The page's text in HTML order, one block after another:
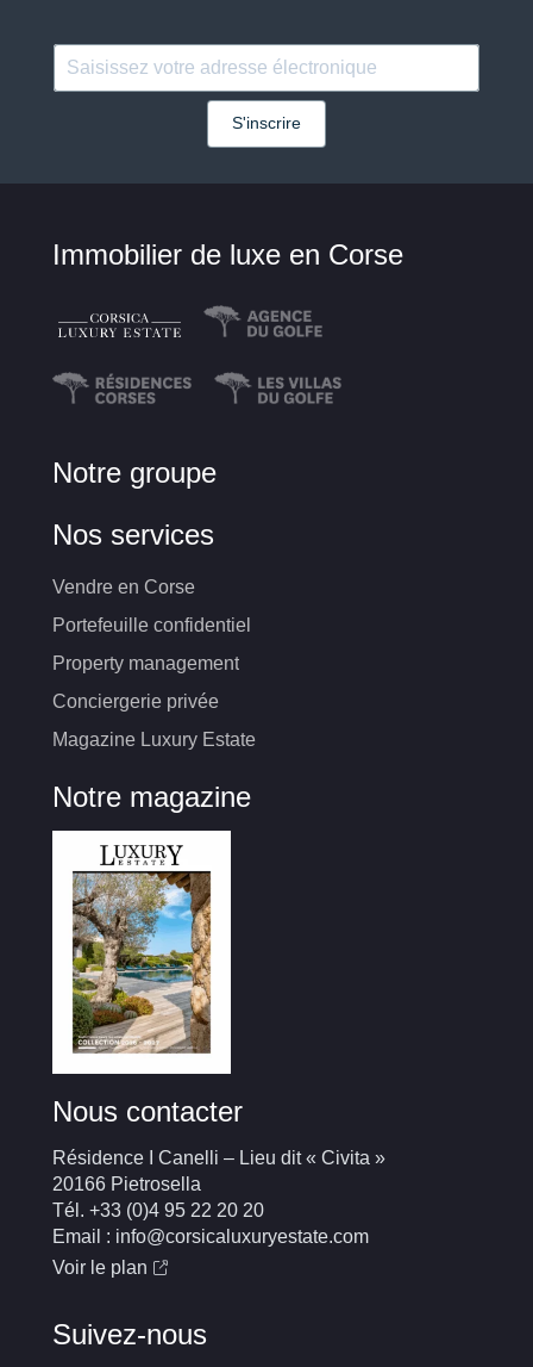
S'inscrire
Immobilier de luxe en Corse
Notre groupe
Nos services
Vendre en Corse
Portefeuille confidentiel
Property management
Conciergerie privée
Magazine Luxury Estate
Notre magazine
Nous contacter
Résidence I Canelli – Lieu dit « Civita »
20166 Pietrosella
Tél. +33 (0)4 95 22 20 20
Email : info@corsicaluxuryestate.com
Voir le plan
Suivez-nous